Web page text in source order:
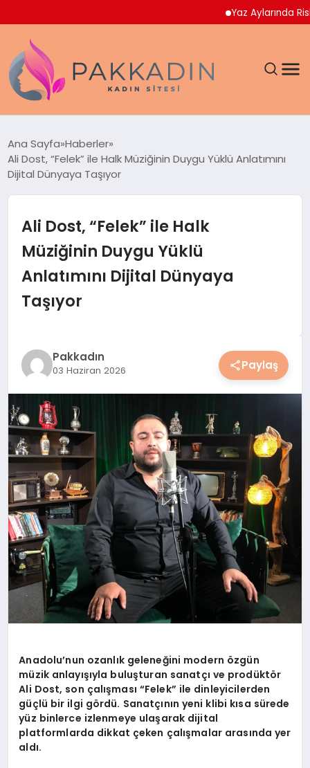
Yaz Aylarında Riskli
KADIN
SPOR & FITNESS
YAŞAM
YEMEK
HESAPLAMALAR
Ana Sayfa Haberler
Ali Dost, “Felek” ile Halk Müziğinin Duygu Yüklü Anlatımını
Dijital Dünyaya Taşıyor
Ali Dost, “Felek” ile Halk
Müziğinin Duygu Yüklü
Anlatımını Dijital Dünyaya
Taşıyor
Pakkadın
03 Haziran 2026 Paylaş
Anadolu’nun ozanlık geleneğini modern özgün
müzik anlayışıyla buluşturan sanatçı ve prodüktör
Ali Dost, son çalışması “Felek” ile dinleyicilerden
güçlü bir ilgi gördü. Sanatçının yeni klibi kısa sürede
yüz binlerce izlenmeye ulaşarak dijital
platformlarda dikkat çeken çalışmalar arasında yer
aldı.